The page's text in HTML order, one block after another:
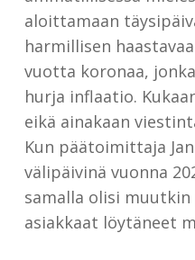
aloittamaan
harmillisen
vuotta koronaa,
hurja inflaatio.
eikä ainakaan
Kun päätoimittaja
välipäivinä vuonna
samalla olisi
asiakkaat löytäneet